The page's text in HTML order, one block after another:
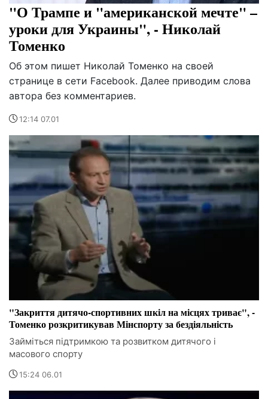
"О Трампе и "американской мечте" –
уроки для Украины", - Николай
Томенко
Об этом пишет Николай Томенко на своей
странице в сети Facebook. Далее приводим слова
автора без комментариев.
12:14 07.01
"Закриття дитячо-спортивних шкіл на місцях триває", -
Томенко розкритикував Мінспорту за бездіяльність
Займіться підтримкою та розвитком дитячого і
масового спорту
15:24 06.01